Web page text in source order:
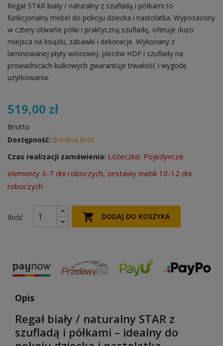
Regał STAR biały / naturalny z szufladą i półkami to
funkcjonalny mebel do pokoju dziecka i nastolatka. Wyposażony
w cztery otwarte półki i praktyczną szufladę, oferuje dużo
miejsca na książki, zabawki i dekoracje. Wykonany z
laminowanej płyty wiórowej, pleców HDF i szuflady na
prowadnicach kulkowych gwarantuje trwałość i wygodę
użytkowania.
519,00 zł
Brutto
Dostępność: Średnia ilość
Czas realizacji zamówienia: Łóżeczko: Pojedyncze
elementy 3-7 dni roboczych, zestawy mebli 10-12 dni
roboczych
Ilość  DODAJ DO KOSZYKA
Opis
Regał biały / naturalny STAR z
szufladą i półkami – idealny do